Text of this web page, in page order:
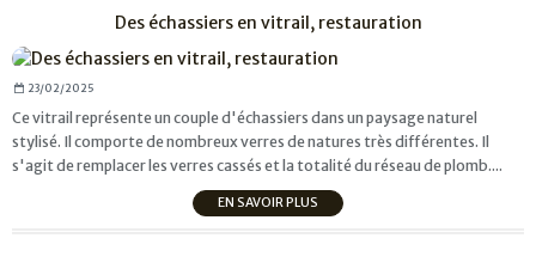
Des échassiers en vitrail, restauration
23/02/2025
Ce vitrail représente un couple d'échassiers dans un paysage naturel
stylisé. Il comporte de nombreux verres de natures très différentes. Il
s'agit de remplacer les verres cassés et la totalité du réseau de plomb....
EN SAVOIR PLUS